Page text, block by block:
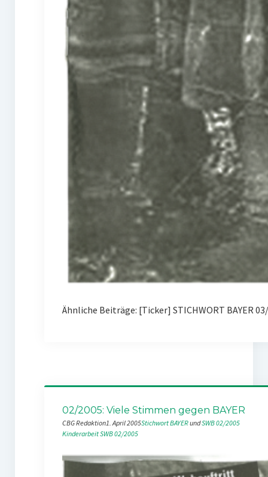
Ähnliche Beiträge: [Ticker] STICHWORT BAYER
02/2005: Viele Stimmen gegen BAYER
CBG Redaktion1. April 2005Stichwort BAYER und SWB 02/2005
KinderarbeitSWB 02/2005